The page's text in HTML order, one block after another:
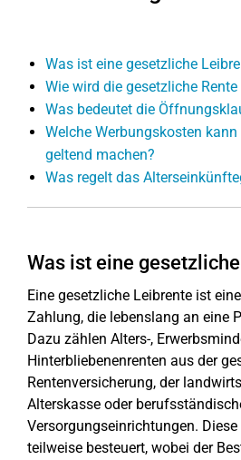
Was ist eine gesetzliche
Wie wird die gesetzliche Rente
Was bedeutet die
Welche Werbungskosten
geltend machen?
Was regelt das
Was ist eine
Eine gesetzliche Leibrente ist
Zahlung, die lebenslang an eine
Dazu zählen Alters-,
Hinterbliebenenrenten aus der
Rentenversicherung, der
Alterskasse oder
Versorgungseinrichtungen.
teilweise besteuert, wobei der